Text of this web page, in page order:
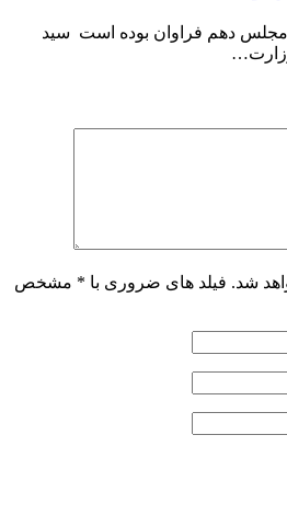
مجلس دهم فراوان بوده است ️ سید
شد. فیلد های ضروری با * مشخص